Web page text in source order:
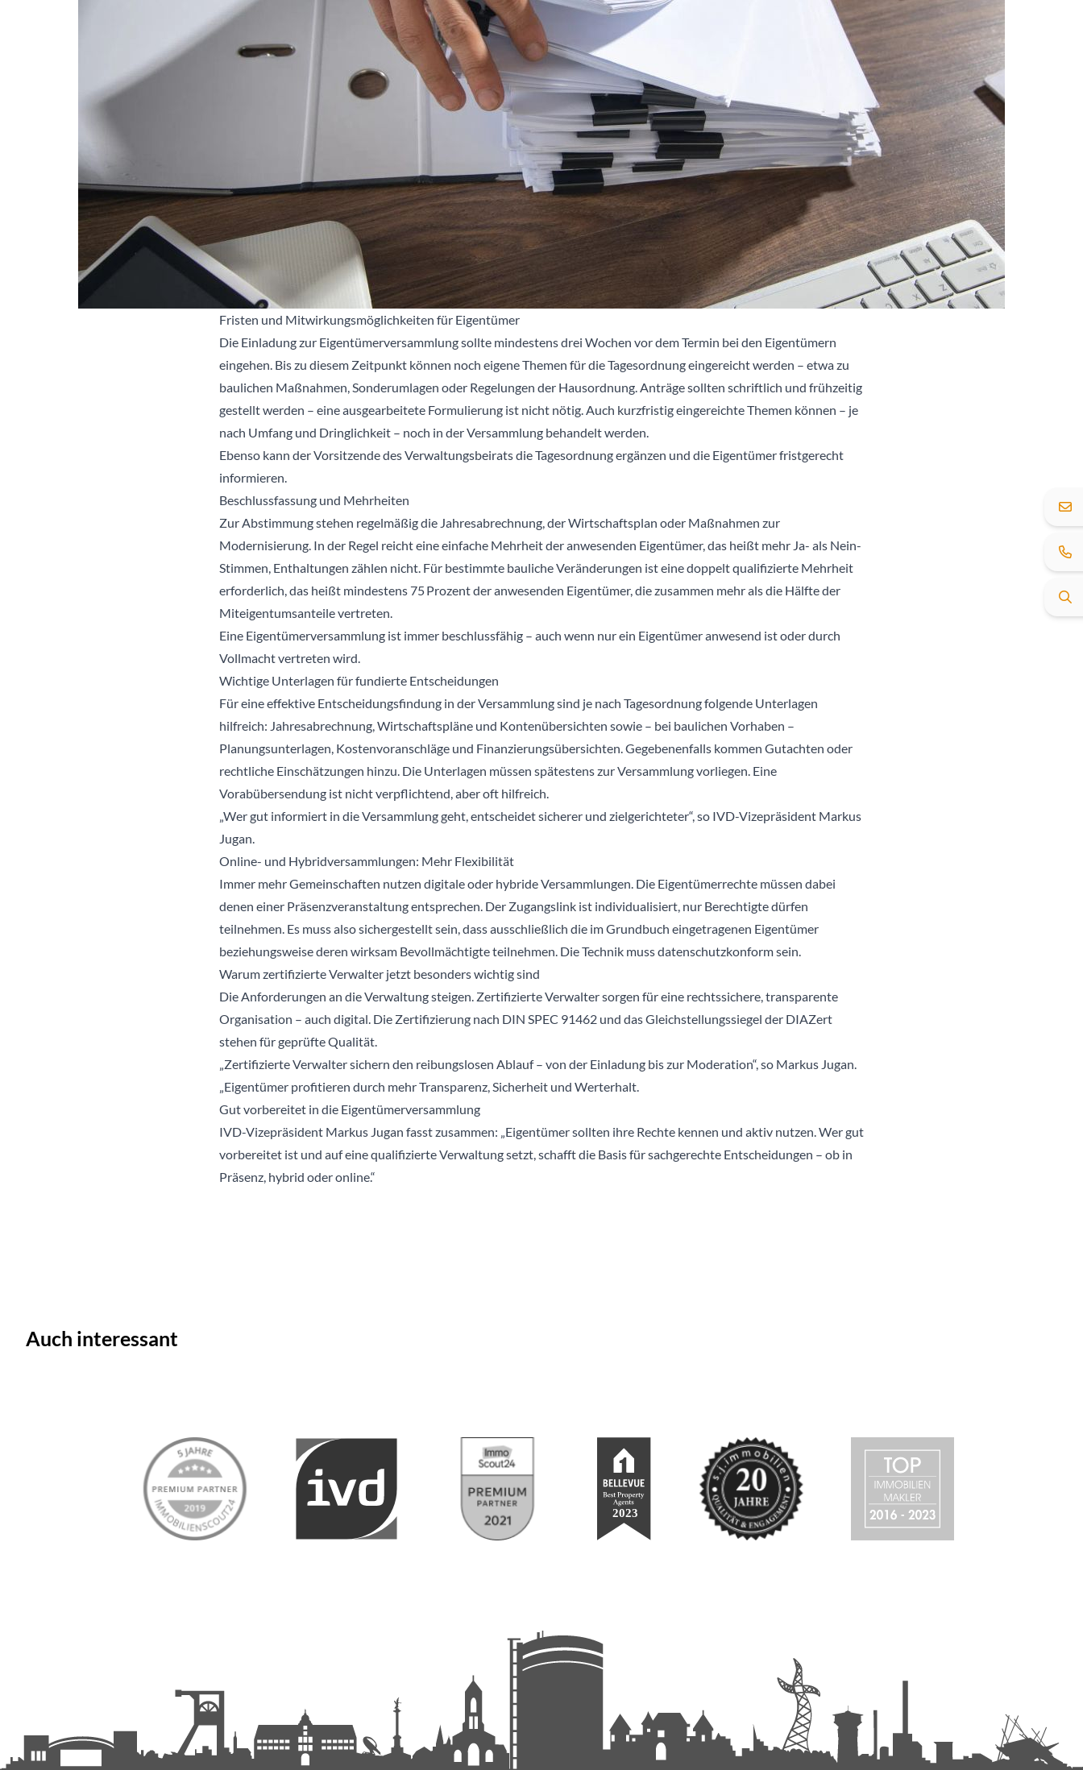
Fristen und Mitwirkungsmöglichkeiten für Eigentümer
Die Einladung zur Eigentümerversammlung sollte mindestens drei Wochen vor dem Termin bei den Eigentümern
eingehen. Bis zu diesem Zeitpunkt können noch eigene Themen für die Tagesordnung eingereicht werden – etwa zu
baulichen Maßnahmen, Sonderumlagen oder Regelungen der Hausordnung. Anträge sollten schriftlich und frühzeitig
gestellt werden – eine ausgearbeitete Formulierung ist nicht nötig. Auch kurzfristig eingereichte Themen können – je
nach Umfang und Dringlichkeit – noch in der Versammlung behandelt werden.
Ebenso kann der Vorsitzende des Verwaltungsbeirats die Tagesordnung ergänzen und die Eigentümer fristgerecht
informieren.
Beschlussfassung und Mehrheiten
Zur Abstimmung stehen regelmäßig die Jahresabrechnung, der Wirtschaftsplan oder Maßnahmen zur
Modernisierung. In der Regel reicht eine einfache Mehrheit der anwesenden Eigentümer, das heißt mehr Ja- als Nein-
Stimmen, Enthaltungen zählen nicht. Für bestimmte bauliche Veränderungen ist eine doppelt qualifizierte Mehrheit
erforderlich, das heißt mindestens 75 Prozent der anwesenden Eigentümer, die zusammen mehr als die Hälfte der
Miteigentumsanteile vertreten.
Eine Eigentümerversammlung ist immer beschlussfähig – auch wenn nur ein Eigentümer anwesend ist oder durch
Vollmacht vertreten wird.
Wichtige Unterlagen für fundierte Entscheidungen
Für eine effektive Entscheidungsfindung in der Versammlung sind je nach Tagesordnung folgende Unterlagen
hilfreich: Jahresabrechnung, Wirtschaftspläne und Kontenübersichten sowie – bei baulichen Vorhaben –
Planungsunterlagen, Kostenvoranschläge und Finanzierungsübersichten. Gegebenenfalls kommen Gutachten oder
rechtliche Einschätzungen hinzu. Die Unterlagen müssen spätestens zur Versammlung vorliegen. Eine
Vorabübersendung ist nicht verpflichtend, aber oft hilfreich.
„Wer gut informiert in die Versammlung geht, entscheidet sicherer und zielgerichteter“, so IVD-Vizepräsident Markus
Jugan.
Online- und Hybridversammlungen: Mehr Flexibilität
Immer mehr Gemeinschaften nutzen digitale oder hybride Versammlungen. Die Eigentümerrechte müssen dabei
denen einer Präsenzveranstaltung entsprechen. Der Zugangslink ist individualisiert, nur Berechtigte dürfen
teilnehmen. Es muss also sichergestellt sein, dass ausschließlich die im Grundbuch eingetragenen Eigentümer
beziehungsweise deren wirksam Bevollmächtigte teilnehmen. Die Technik muss datenschutzkonform sein.
Warum zertifizierte Verwalter jetzt besonders wichtig sind
Die Anforderungen an die Verwaltung steigen. Zertifizierte Verwalter sorgen für eine rechtssichere, transparente
Organisation – auch digital. Die Zertifizierung nach DIN SPEC 91462 und das Gleichstellungssiegel der DIAZert
stehen für geprüfte Qualität.
„Zertifizierte Verwalter sichern den reibungslosen Ablauf – von der Einladung bis zur Moderation“, so Markus Jugan.
„Eigentümer profitieren durch mehr Transparenz, Sicherheit und Werterhalt.
Gut vorbereitet in die Eigentümerversammlung
IVD-Vizepräsident Markus Jugan fasst zusammen: „Eigentümer sollten ihre Rechte kennen und aktiv nutzen. Wer gut
vorbereitet ist und auf eine qualifizierte Verwaltung setzt, schafft die Basis für sachgerechte Entscheidungen – ob in
Präsenz, hybrid oder online.“
Auch interessant